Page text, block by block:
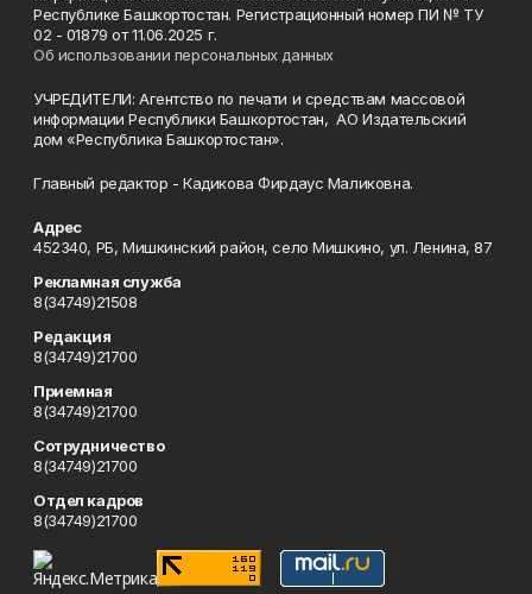
Республике Башкортостан. Регистрационный номер ПИ № ТУ
02 - 01879 от 11.06.2025 г.
Об использовании персональных данных
УЧРЕДИТЕЛИ: Агентство по печати и средствам массовой
информации Республики Башкортостан, АО Издательский
дом «Республика Башкортостан».
Главный редактор - Кадикова Фирдаус Маликовна.
Адрес
452340, РБ, Мишкинский район, село Мишкино, ул. Ленина, 87
Рекламная служба
8(34749)21508
Редакция
8(34749)21700
Приемная
8(34749)21700
Сотрудничество
8(34749)21700
Отдел кадров
8(34749)21700